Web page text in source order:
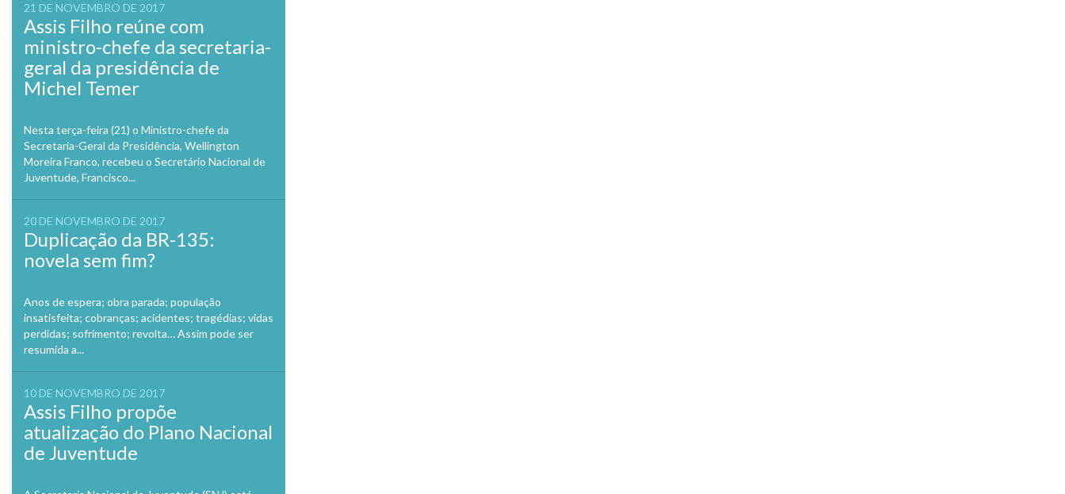
21 DE NOVEMBRO DE 2017
Assis Filho reúne com
ministro-chefe da secretaria-
geral da presidência de
Michel Temer
Nesta terça-feira (21) o Ministro-chefe da
Secretaria-Geral da Presidência, Wellington
Moreira Franco, recebeu o Secretário Nacional de
Juventude, Francisco...
20 DE NOVEMBRO DE 2017
Duplicação da BR-135:
novela sem fim?
Anos de espera; obra parada; população
insatisfeita; cobranças; acidentes; tragédias; vidas
perdidas; sofrimento; revolta… Assim pode ser
resumida a...
10 DE NOVEMBRO DE 2017
Assis Filho propõe
atualização do Plano Nacional
de Juventude